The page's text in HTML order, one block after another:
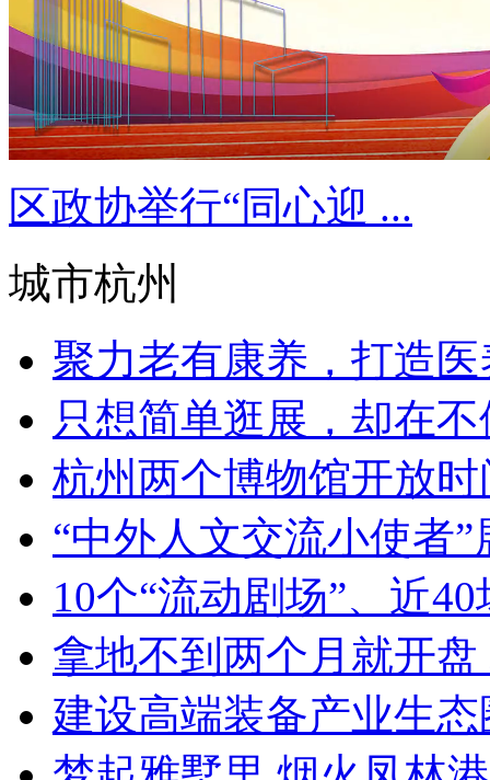
区政协举行“同心迎 ...
城市杭州
聚力老有康养，打造
只想简单逛展，却在
杭州两个博物馆开放
“中外人文交流小使者
10个“流动剧场”、近
拿地不到两个月就开
建设高端装备产业生